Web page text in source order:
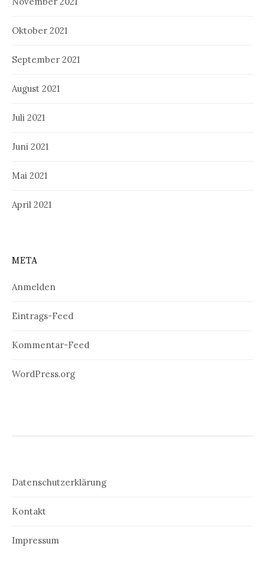
Oktober 2021
September 2021
August 2021
Juli 2021
Juni 2021
Mai 2021
April 2021
META
Anmelden
Eintrags-Feed
Kommentar-Feed
WordPress.org
Datenschutzerklärung
Kontakt
Impressum